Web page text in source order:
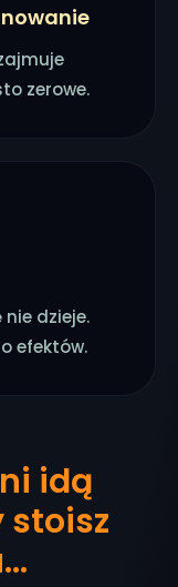
zerowe.
nie dzieje.
efektów.
idą
stoisz